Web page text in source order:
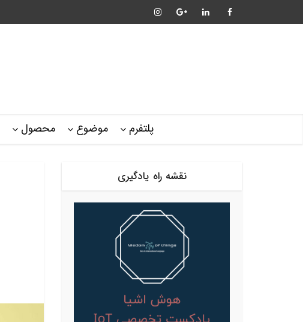
پلتفرم موضوع محصول
نقشه راه یادگیری